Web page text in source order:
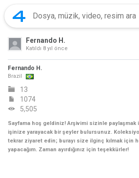
Fernando H.
Katıldı 8 yıl önce
Fernando H.
Brazil
13
1074
5,505
Sayfama hoş geldiniz! Arşivimi sizinle paylaşmak
işinize yarayacak bir şeyler bulursunuz.
tekrar ziyaret edin; burayı size ilginç kılmak için
yapacağım. Zaman ayırdığınız için teşekkürler!